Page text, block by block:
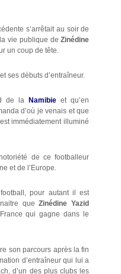
s’arrêtait au soir de
vie publique deZinédine
un coup de tête.
ses débuts d’entraîneur.
de laNamibie et qu’en
d’où je venais et que
immédiatement illuminé
de ce footballeur
et de l’Europe.
pour autant il est
queZinédine Yazid
qui gagne dans le
son parcours après la fin
d’entraîneur qui lui a
d’un des plus clubs les